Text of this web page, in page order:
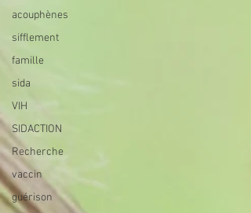
acouphènes
sifflement
famille
sida
VIH
SIDACTION
Recherche
vaccin
guérison